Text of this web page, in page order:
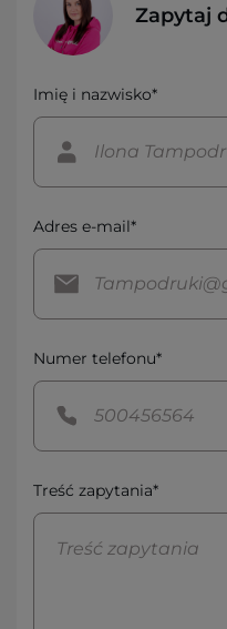
Zapytaj
Imię i nazwisko*
Adres e-mail*
Numer telefonu*
Treść zapytania*